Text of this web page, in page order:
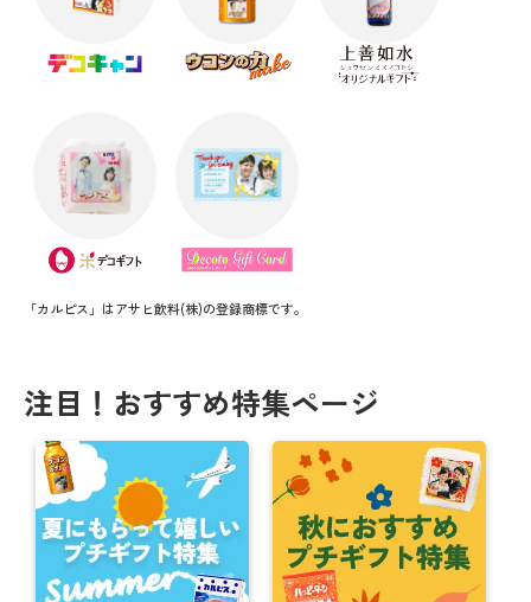
「カルピス」はアサヒ飲料(株)の登録商標です。
注目！おすすめ特集ページ